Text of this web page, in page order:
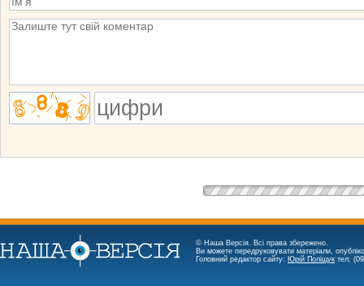
© Наша Версія. Всі права збережено.
Ви можете передруковувати матеріали,
Головний редактор сайту: Юрій Поліщук тел: